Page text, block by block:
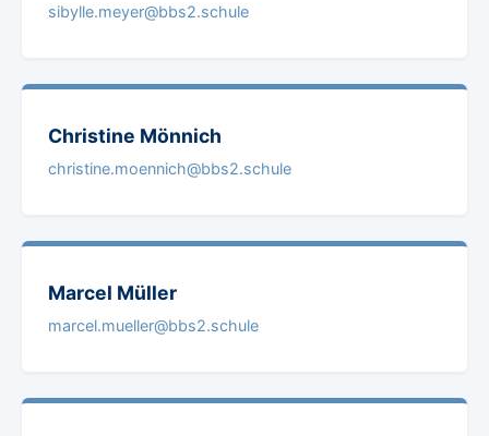
sibylle.meyer@bbs2.schule
Christine Mönnich
christine.moennich@bbs2.schule
Marcel Müller
marcel.mueller@bbs2.schule